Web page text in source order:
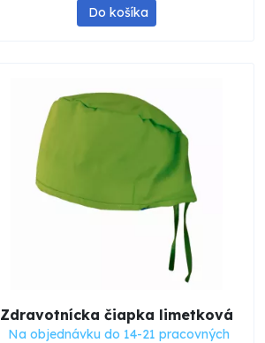
Do košíka
Zdravotnícka čiapka limetková
Na objednávku do 14-21 pracovných